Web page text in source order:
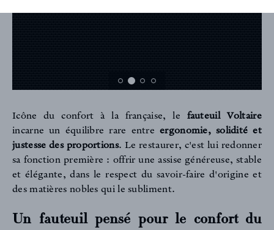
Icône du confort à la française, le fauteuil Voltaire
incarne un équilibre rare entreergonomie, solidité et
justesse des proportions. Le restaurer, c'est lui redonner
sa fonction première : offrir une assise généreuse, stable
et élégante, dans le respect du savoir-faire d'origine et
des matières nobles qui le subliment.
Un fauteuil pensé pour le confort du